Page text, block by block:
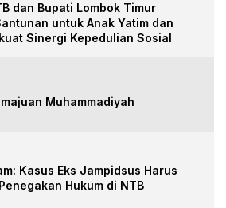
dan Bupati Lombok Timur
untuk Anak Yatim dan
Sinergi Kepedulian Sosial
Muhammadiyah
Kasus Eks Jampidsus Harus
Hukum di NTB